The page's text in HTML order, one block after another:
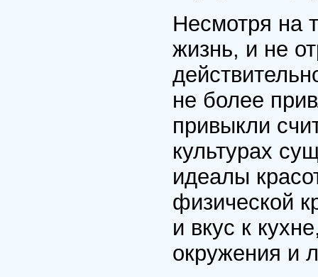
Несмотря на
жизнь, и не
не более
привыкли
культурах
идеалы
физической
и вкус к
окружения и